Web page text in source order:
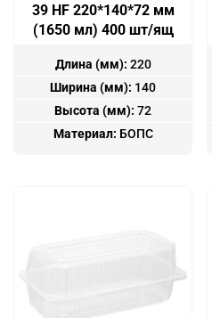
39 HF 220*140*72 мм
(1650 мл) 400 шт/ящ
Длина (мм): 220
Ширина (мм): 140
Высота (мм): 72
Материал: БОПС